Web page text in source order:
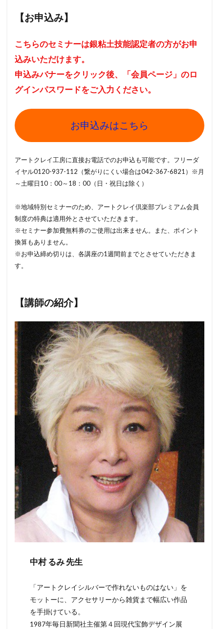
【お申込み】
こちらのセミナーは銀粘土技能認定者の方がお申
込みいただけます。
申込みバナーをクリック後、「会員ページ」のロ
グインパスワードをご入力ください。
お申込みはこちら
アートクレイ工房に直接お電話でのお申込も可能です。フリーダ
イヤル0120-937-112（繋がりにくい場合は042-367-6821）※月
～土曜日10：00～18：00（日・祝日は除く）
※地域特別セミナーのため、アートクレイ倶楽部プレミアム会員
制度の特典は適用外とさせていただきます。
※セミナー参加費無料券のご使用は出来ません。また、ポイント
換算もありません。
※お申込締め切りは、各講座の1週間前までとさせていただきま
す。
【講師の紹介】
中村 るみ 先生
「アートクレイシルバーで作れないものはない」を
モットーに、アクセサリーから雑貨まで幅広い作品
を手掛けている。
1987年毎日新聞社主催第４回現代宝飾デザイン展